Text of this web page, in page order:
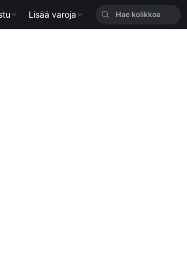
Lisää varoja